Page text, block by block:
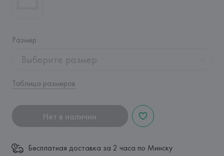
Размер:
Выберите размер
Таблица размеров
Нет в наличии
Бесплатная доставка за 2 часа по Минску